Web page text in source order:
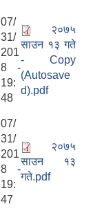
07/
31/
201
8 -
19:
48
२०७५
साउन १३ गते
- Copy
(Autosave
d).pdf
07/
31/
201
8 -
19:
47
२०७५
साउन १३
गते.pdf